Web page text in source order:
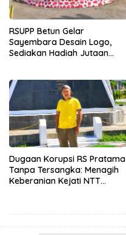
RSUPP Betun Gelar
Sayembara Desain Logo,
Sediakan Hadiah Jutaan
Dugaan Korupsi RS Pratama
Tanpa Tersangka: Menagih
Keberanian Kejati NTT